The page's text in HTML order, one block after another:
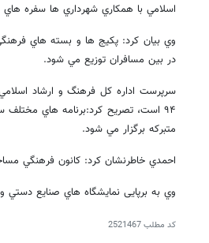
اسلامي با همكاري شهرداري ها سفره
وي بيان كرد: پكيج ها و بسته هاي
در بين مسافران توزيع مي شود.
سرپرست اداره كل فرهنگ و ارشاد
۹۴ است، تصريح كرد:برنامه هاي
متبركه برگزار مي شود.
احمدي خاطرنشان كرد: كانون فرهنگي
وي به برپايی نمايشگاه هاي صنايع دستي و كتاب و
کد مطلب2521467